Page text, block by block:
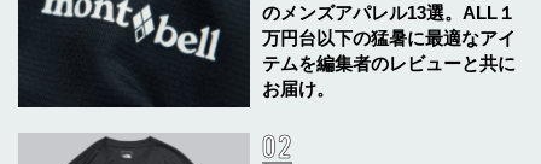
のメンズアパレル13選。ALL１
万円台以下の猛暑に最適なアイ
テムを編集者のレビューと共に
お届け。